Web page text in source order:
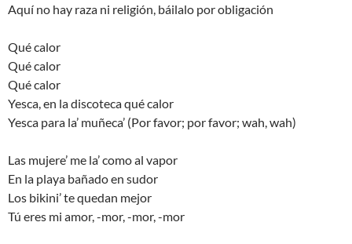
Aquí no hay raza ni religión, báilalo por obligación
Qué calor
Qué calor
Qué calor
Yesca, en la discoteca qué calor
Yesca para la’ muñeca’ (Por favor; por favor; wah, wah)
Las mujere’ me la’ como al vapor
En la playa bañado en sudor
Los bikini’ te quedan mejor
Tú eres mi amor, -mor, -mor, -mor